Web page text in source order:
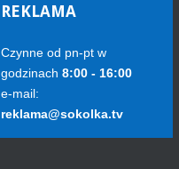
REKLAMA
Czynne od pn-pt w
godzinach 8:00 - 16:00
e-mail:
reklama@sokolka.tv